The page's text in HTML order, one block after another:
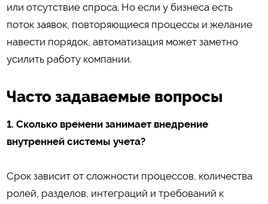
или отсутствие спроса. Но если у бизнеса есть
поток заявок, повторяющиеся процессы и желание
навести порядок, автоматизация может заметно
усилить работу компании.
Часто задаваемые вопросы
1. Сколько времени занимает внедрение
внутренней системы учета?
Срок зависит от сложности процессов, количества
ролей, разделов, интеграций и требований к